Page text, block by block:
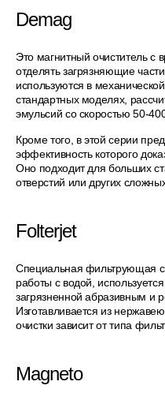
Demag
Это магнитный очиститель
отделять загрязняющие
используются в
стандартных моделях,
эмульсий со скоростью 50-
Кроме того, в этой серии
эффективность которого
Оно подходит для больших
отверстий или других
Folterjet
Специальная фильтрующая
работы с водой,
загрязненной абразивным и
Изготавливается из
очистки зависит от типа
Magneto